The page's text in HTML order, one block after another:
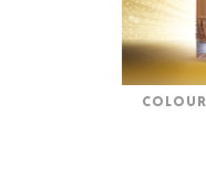
COLOUR